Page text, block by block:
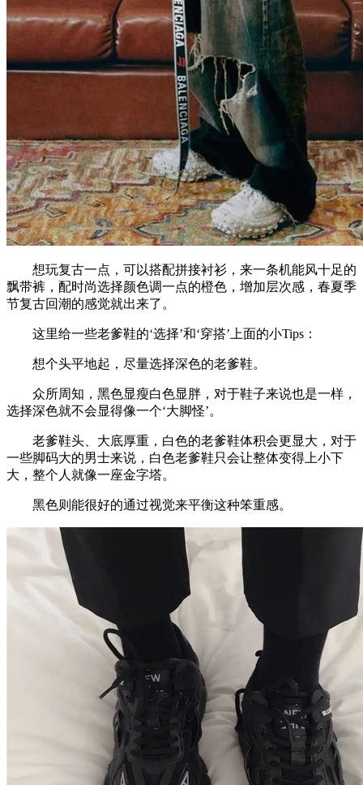
想玩复古一点，可以搭配拼接衬衫，来一条机能风十足的
飘带裤，配时尚选择颜色调一点的橙色，增加层次感，春夏季
节复古回潮的感觉就出来了。
这里给一些老爹鞋的‘选择’和‘穿搭’上面的小Tips：
想个头平地起，尽量选择深色的老爹鞋。
众所周知，黑色显瘦白色显胖，对于鞋子来说也是一样，
选择深色就不会显得像一个‘大脚怪’。
老爹鞋头、大底厚重，白色的老爹鞋体积会更显大，对于
一些脚码大的男士来说，白色老爹鞋只会让整体变得上小下
大，整个人就像一座金字塔。
黑色则能很好的通过视觉来平衡这种笨重感。